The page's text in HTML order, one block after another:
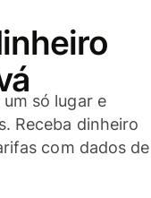
só lugar e
Receba dinheiro
com dados de